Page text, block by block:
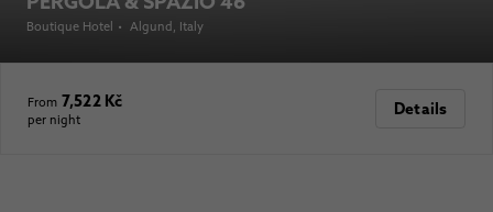
Boutique Hotel • Algund , Italy
From 7,522 Kč
per night
Details